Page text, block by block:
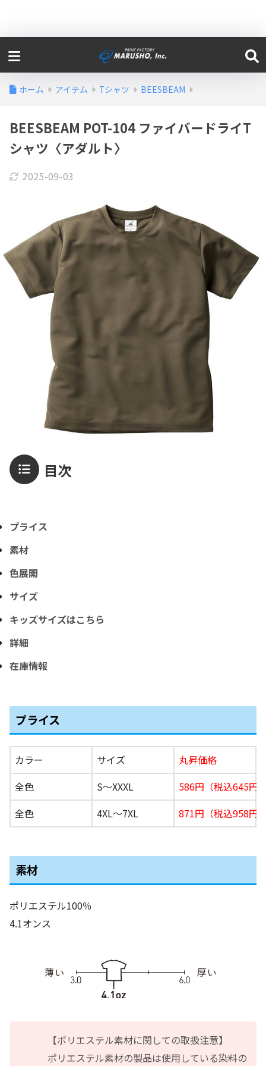
ホーム アイテム Tシャツ BEESBEAM
BEESBEAM POT-104 ファイバードライT
シャツ〈アダルト〉
2025-09-03
目次
プライス
素材
色展開
サイズ
キッズサイズはこちら
詳細
在庫情報
プライス
カラー サイズ
丸昇価格
全色
S〜XXXL
586円（税込645円
全色
4XL〜7XL 871円（税込958円
素材
ポリエステル100％
4.1オンス
【ポリエステル素材に関しての取扱注意】
ポリエステル素材の製品は使用している染料の